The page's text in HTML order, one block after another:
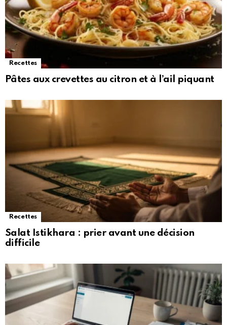
Recettes
Pâtes aux crevettes au citron et à l’ail piquant
Recettes
Salat Istikhara : prier avant une décision
difficile